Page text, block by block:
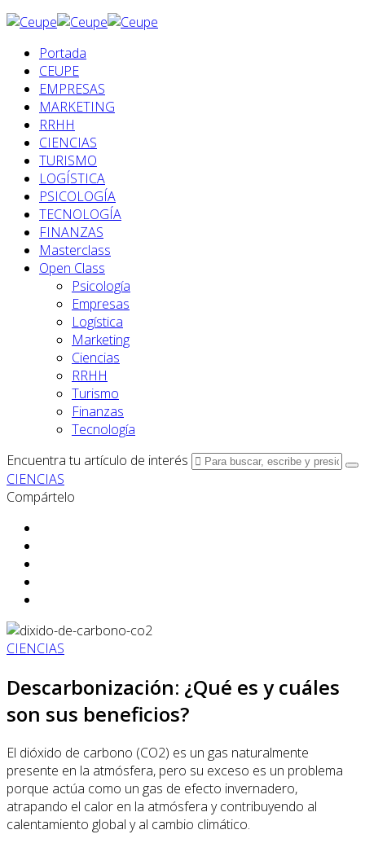
Portada
CEUPE
EMPRESAS
MARKETING
RRHH
CIENCIAS
TURISMO
LOGÍSTICA
PSICOLOGÍA
TECNOLOGÍA
FINANZAS
Masterclass
Open Class
Psicología
Empresas
Logística
Marketing
Ciencias
RRHH
Turismo
Finanzas
Tecnología
Encuentra tu artículo de interés
CIENCIAS
Compártelo
CIENCIAS
Descarbonización: ¿Qué es y cuáles
son sus beneficios?
El dióxido de carbono (CO2) es un gas naturalmente
presente en la atmósfera, pero su exceso es un problema
porque actúa como un gas de efecto invernadero,
atrapando el calor en la atmósfera y contribuyendo al
calentamiento global y al cambio climático.